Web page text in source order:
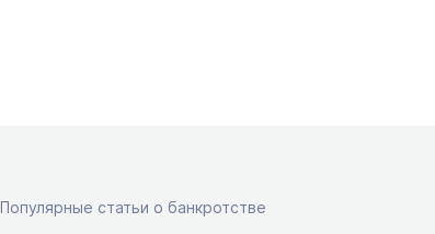
Популярные статьи о банкротстве